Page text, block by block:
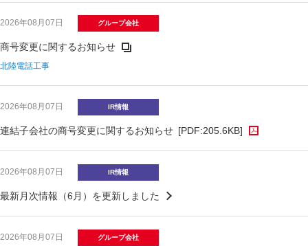
2026年08月07日 グループ会社
商号変更に関するお知らせ
北陸電話工事
2026年08月07日 IR情報
連結子会社の商号変更に関するお知らせ [PDF:205.6KB]
2026年08月07日 IR情報
最新月次情報（6月）を更新しました
2026年08月07日 グループ会社